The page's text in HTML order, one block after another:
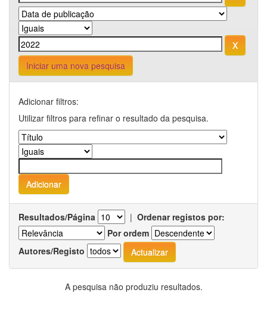
Iniciar uma nova pesquisa
Adicionar filtros:
Utilizar filtros para refinar o resultado da pesquisa.
Resultados/Página | Ordenar registos por:
Por ordem
Autores/Registo
A pesquisa não produziu resultados.